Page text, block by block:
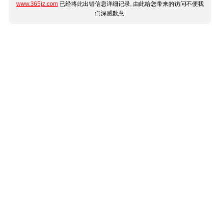
www.365jz.com 已经将此出错信息详细记录, 由此给您带来的访问不便我
们深感歉意.